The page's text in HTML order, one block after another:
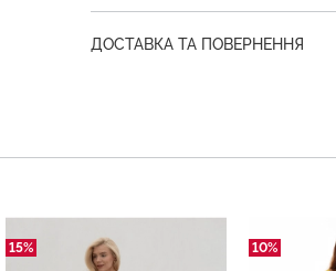
ДОСТАВКА ТА ПОВЕРНЕННЯ
15% 10%